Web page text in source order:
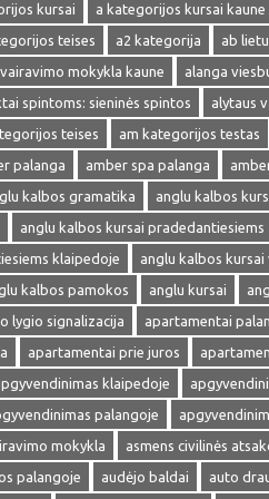
kursai a kategorijos kursai kaune
teises a2 kategorija
ab
mokykla kaune alanga
spintoms: sieninės spintos
alytaus
teises am kategorijos testas
palanga amber spa palanga
kalbos gramatika anglu kalbos
anglu kalbos kursai pradedantiesiems
klaipedoje
anglu kalbos kursai
kalbos pamokos anglu kursai
lygio signalizacija apartamentai
apartamentai prie juros
klaipedoje
palangoje
mokykla
asmens civilinės
palangoje audėjo baldai auto